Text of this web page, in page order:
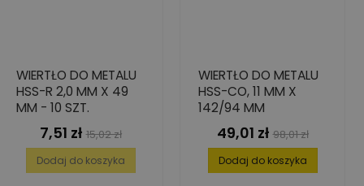
WIERTŁO DO METALU
HSS-R 2,0 MM X 49
MM - 10 SZT.
Cena
7,51 zł Cena
podstawowa
15,02 zł
Dodaj do koszyka
WIERTŁO DO METALU
HSS-CO, 11 MM X
142/94 MM
Cena
49,01 zł Cena
podstawowa
98,01 zł
Dodaj do koszyka